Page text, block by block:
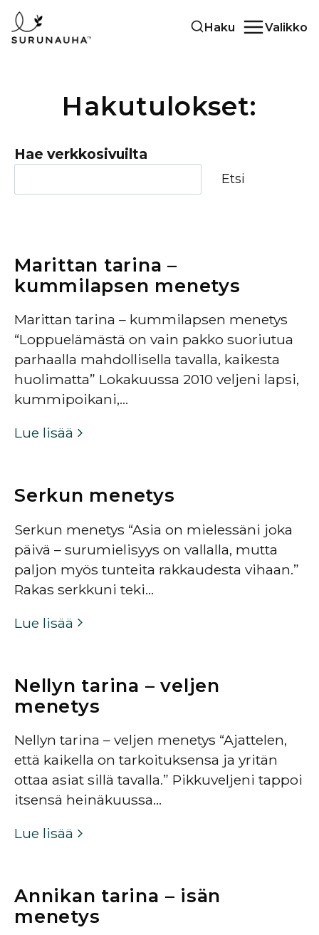
Siirry
sisältöön
Haku Valikko
Hakutulokset:
Hae verkkosivuilta
Etsi
Marittan tarina –
kummilapsen menetys
Marittan tarina – kummilapsen menetys
“Loppuelämästä on vain pakko suoriutua
parhaalla mahdollisella tavalla, kaikesta
huolimatta” Lokakuussa 2010 veljeni lapsi,
kummipoikani,…
Lue lisää
Serkun menetys
Serkun menetys “Asia on mielessäni joka
päivä – surumielisyys on vallalla, mutta
paljon myös tunteita rakkaudesta vihaan.”
Rakas serkkuni teki…
Lue lisää
Nellyn tarina – veljen
menetys
Nellyn tarina – veljen menetys “Ajattelen,
että kaikella on tarkoituksensa ja yritän
ottaa asiat sillä tavalla.” Pikkuveljeni tappoi
itsensä heinäkuussa…
Lue lisää
Annikan tarina – isän
menetys